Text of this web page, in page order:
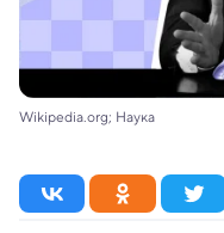
Wikipedia.org; Наука